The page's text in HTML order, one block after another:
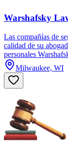
Warshafsky
Las compañías de
calidad de su
personales
Milwaukee, WI